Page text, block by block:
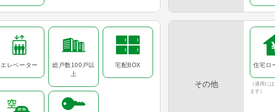
エレベーター
総戸数100戸以
上
宅配BOX
その他
住宅ロ
（適用に
ます）